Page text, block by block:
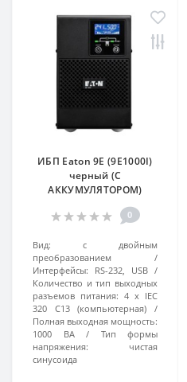
ИБП Eaton 9E (9E1000I)
черный (С
АККУМУЛЯТОРОМ)
0
Вид:
с двойным
преобразованием
Интерфейсы:
RS-232, USB
Количество и тип выходных
разъемов питания: 4 x IEC
320 C13 (компьютерная)
Полная выходная мощность:
1000 ВА
Тип формы
напряжения:
чистая
синусоида